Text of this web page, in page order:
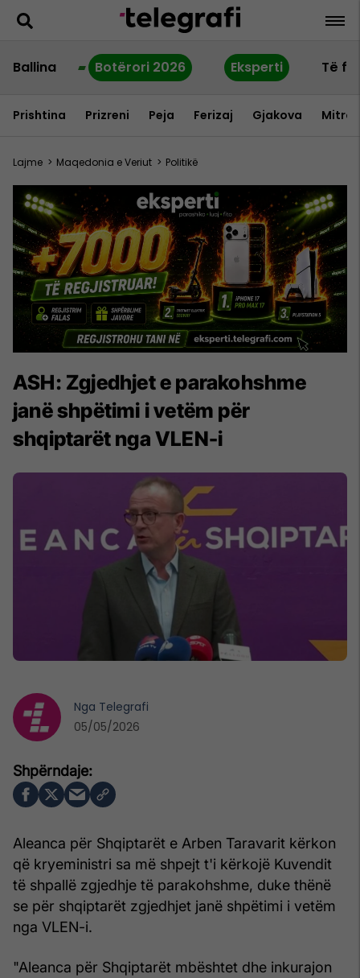
Ballina Botërori 2026 Eksperti Të
Prishtina Prizreni Peja Ferizaj Gjakova
Lajme > Maqedonia e Veriut > Politikë
ASH: Zgjedhjet e parakohshme
janë shpëtimi i vetëm për
shqiptarët nga VLEN-i
Aleanca për Shqiptarët e Arben Taravarit kërkon
që kryeministri sa më shpejt t'i kërkojë Kuvendit
të shpallë zgjedhje të parakohshme, duke thënë
se për shqiptarët zgjedhjet janë shpëtimi i vetëm
nga VLEN-i.
"Aleanca për Shqiptarët mbështet dhe inkurajon
Nga Telegrafi
05/05/2026